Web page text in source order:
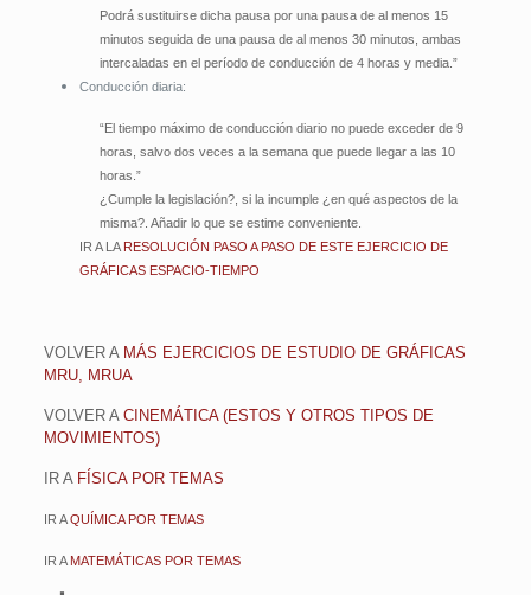
Podrá sustituirse dicha pausa por una pausa de al menos 15
minutos seguida de una pausa de al menos 30 minutos, ambas
intercaladas en el período de conducción de 4 horas y media.”
Conducción diaria:
“El tiempo máximo de conducción diario no puede exceder de 9
horas, salvo dos veces a la semana que puede llegar a las 10
horas.”
¿Cumple la legislación?, si la incumple ¿en qué aspectos de la
misma?. Añadir lo que se estime conveniente.
IR A LA RESOLUCIÓN PASO A PASO DE ESTE EJERCICIO DE
GRÁFICAS ESPACIO-TIEMPO
VOLVER A MÁS EJERCICIOS DE ESTUDIO DE GRÁFICAS
MRU, MRUA
VOLVER A CINEMÁTICA (ESTOS Y OTROS TIPOS DE
MOVIMIENTOS)
IR A FÍSICA POR TEMAS
IR AQUÍMICA POR TEMAS
IR A MATEMÁTICAS POR TEMAS